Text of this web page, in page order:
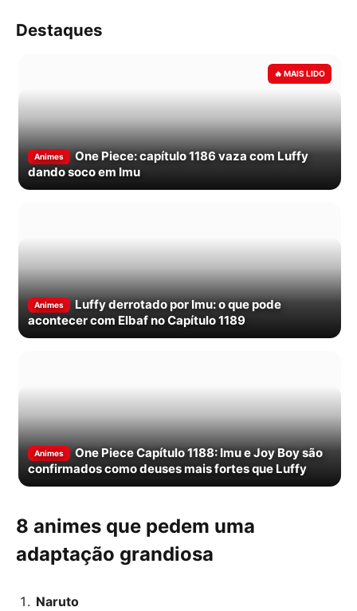
Destaques
Animes
One Piece: capítulo 1186 vaza com Luffy
dando soco em Imu
Animes
Luffy derrotado por Imu: o que pode
acontecer com Elbaf no Capítulo 1189
Animes
One Piece Capítulo 1188: Imu e Joy Boy são
confirmados como deuses mais fortes que Luffy
8 animes que pedem uma
adaptação grandiosa
Naruto